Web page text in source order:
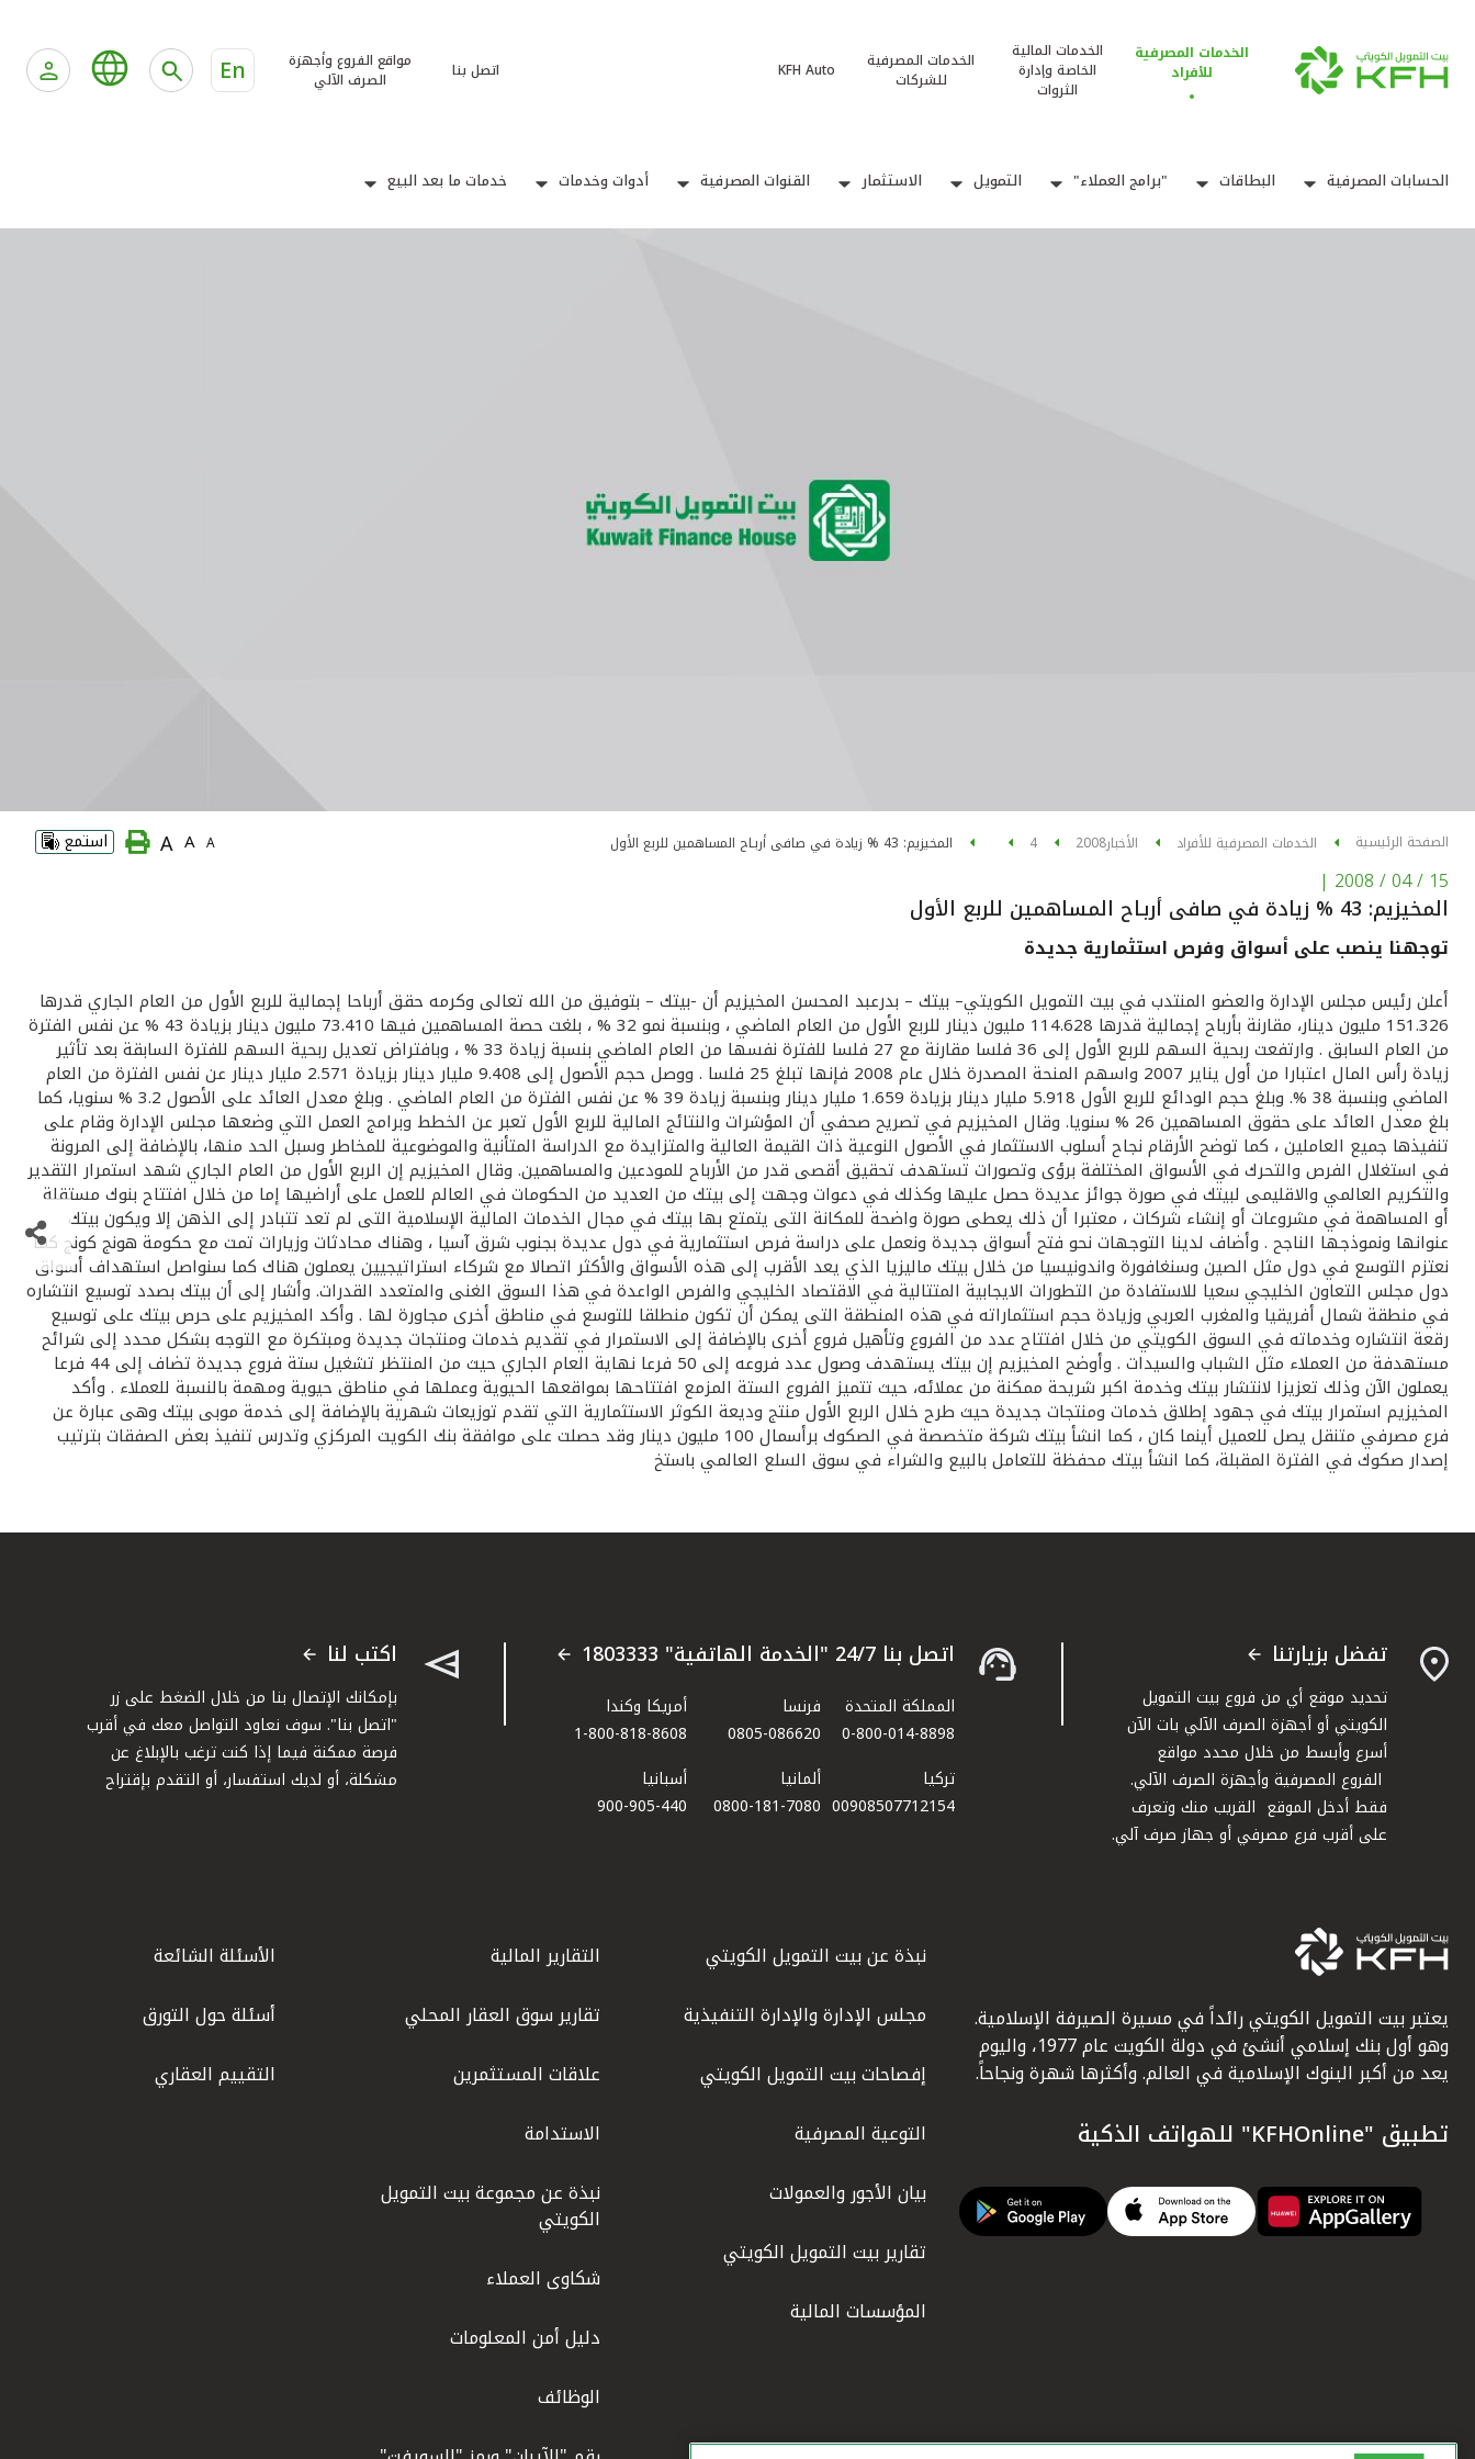
الخدمات المصرفية
للأفراد
الخدمات المالية
الخاصة وإدارة
الثروات
الخدمات المصرفية
للشركات
KFH Auto اتصل بنا
مواقع الفروع وأجهزة
الصرف الآلي
En
الحسابات المصرفية البطاقات "برامج العملاء" التمويل الاستثمار القنوات المصرفية أدوات وخدمات خدمات ما بعد البيع
الصفحة الرئيسية الخدمات المصرفية للأفراد الأخبار2008
4 المخيزيم: 43 % زيادة في صافى أربـاح المساهمين للربع الأول A
A
A استمع
15 / 04 / 2008
|
المخيزيم: 43 % زيادة في صافى أربـاح المساهمين للربع الأول
توجهنا ينصب على أسواق وفرص استثمارية جديدة
أعلن رئيس مجلس الإدارة والعضو المنتدب في بيت التمويل الكويتي– بيتك – بدرعبد المحسن المخيزيم أن -بيتك – بتوفيق من الله تعالى وكرمه حقق أرباحا إجمالية للربع الأول من العام الجاري قدرها
151.326 مليون دينار، مقارنة بأرباح إجمالية قدرها 114.628 مليون دينار للربع الأول من العام الماضي ، وبنسبة نمو 32 % ، بلغت حصة المساهمين فيها 73.410 مليون دينار بزيادة 43 % عن نفس الفترة
من العام السابق . وارتفعت ربحية السهم للربع الأول إلى 36 فلسا مقارنة مع 27 فلسا للفترة نفسها من العام الماضي بنسبة زيادة 33 % ، وبافتراض تعديل ربحية السهم للفترة السابقة بعد تأثير
زيادة رأس المال اعتبارا من أول يناير 2007 واسهم المنحة المصدرة خلال عام 2008 فإنها تبلغ 25 فلسا . ووصل حجم الأصول إلى 9.408 مليار دينار بزيادة 2.571 مليار دينار عن نفس الفترة من العام
الماضي وبنسبة 38 %. وبلغ حجم الودائع للربع الأول 5.918 مليار دينار بزيادة 1.659 مليار دينار وبنسبة زيادة 39 % عن نفس الفترة من العام الماضي . وبلغ معدل العائد على الأصول 3.2 % سنويا، كما
بلغ معدل العائد على حقوق المساهمين 26 % سنويا. وقال المخيزيم في تصريح صحفي أن المؤشرات والنتائج المالية للربع الأول تعبر عن الخطط وبرامج العمل التي وضعها مجلس الإدارة وقام على
تنفيذها جميع العاملين ، كما توضح الأرقام نجاح أسلوب الاستثمار في الأصول النوعية ذات القيمة العالية والمتزايدة مع الدراسة المتأنية والموضوعية للمخاطر وسبل الحد منها، بالإضافة إلى المرونة
في استغلال الفرص والتحرك في الأسواق المختلفة برؤى وتصورات تستهدف تحقيق أقصى قدر من الأرباح للمودعين والمساهمين. وقال المخيزيم إن الربع الأول من العام الجاري شهد استمرار التقدير
والتكريم العالمي والاقليمى لبيتك في صورة جوائز عديدة حصل عليها وكذلك في دعوات وجهت إلى بيتك من العديد من الحكومات في العالم للعمل على أراضيها إما من خلال افتتاح بنوك مستقلة
أو المساهمة في مشروعات أو إنشاء شركات ، معتبرا أن ذلك يعطى صورة واضحة للمكانة التى يتمتع بها بيتك في مجال الخدمات المالية الإسلامية التى لم تعد تتبادر إلى الذهن إلا ويكون بيتك
عنوانها ونموذجها الناجح . وأضاف لدينا التوجهات نحو فتح أسواق جديدة ونعمل على دراسة فرص استثمارية في دول عديدة بجنوب شرق آسيا ، وهناك محادثات وزيارات تمت مع حكومة هونج كونج كما
نعتزم التوسع في دول مثل الصين وسنغافورة واندونيسيا من خلال بيتك ماليزيا الذي يعد الأقرب إلى هذه الأسواق والأكثر اتصالا مع شركاء استراتيجيين يعملون هناك كما سنواصل استهداف أسواق
دول مجلس التعاون الخليجي سعيا للاستفادة من التطورات الايجابية المتتالية في الاقتصاد الخليجي والفرص الواعدة في هذا السوق الغنى والمتعدد القدرات. وأشار إلى أن بيتك بصدد توسيع انتشاره
في منطقة شمال أفريقيا والمغرب العربي وزيادة حجم استثماراته في هذه المنطقة التى يمكن أن تكون منطلقا للتوسع في مناطق أخرى مجاورة لها . وأكد المخيزيم على حرص بيتك على توسيع
رقعة انتشاره وخدماته في السوق الكويتي من خلال افتتاح عدد من الفروع وتأهيل فروع أخرى بالإضافة إلى الاستمرار في تقديم خدمات ومنتجات جديدة ومبتكرة مع التوجه بشكل محدد إلى شرائح
مستهدفة من العملاء مثل الشباب والسيدات . وأوضح المخيزيم إن بيتك يستهدف وصول عدد فروعه إلى 50 فرعا نهاية العام الجاري حيث من المنتظر تشغيل ستة فروع جديدة تضاف إلى 44 فرعا
يعملون الآن وذلك تعزيزا لانتشار بيتك وخدمة اكبر شريحة ممكنة من عملائه، حيث تتميز الفروع الستة المزمع افتتاحها بمواقعها الحيوية وعملها في مناطق حيوية ومهمة بالنسبة للعملاء . وأكد
المخيزيم استمرار بيتك في جهود إطلاق خدمات ومنتجات جديدة حيث طرح خلال الربع الأول منتج وديعة الكوثر الاستثمارية التي تقدم توزيعات شهرية بالإضافة إلى خدمة موبى بيتك وهى عبارة عن
فرع مصرفي متنقل يصل للعميل أينما كان ، كما انشأ بيتك شركة متخصصة في الصكوك برأسمال 100 مليون دينار وقد حصلت على موافقة بنك الكويت المركزي وتدرس تنفيذ بعض الصفقات بترتيب
إصدار صكوك في الفترة المقبلة، كما انشأ بيتك محفظة للتعامل بالبيع والشراء في سوق السلع العالمي باستخ
تفضل بزيارتنا
تحديد موقع أي من فروع بيت التمويل
الكويتي أو أجهزة الصرف الآلي بات الآن
أسرع وأبسط من خلال محدد مواقع
الفروع المصرفية وأجهزة الصرف الآلي.
فقط أدخل الموقع القريب منك وتعرف
على أقرب فرع مصرفي أو جهاز صرف آلي.
اتصل بنا 24/7 "الخدمة الهاتفية" 1803333
المملكة المتحدة
0-800-014-8898
فرنسا
0805-086620
أمريكا وكندا
1-800-818-8608
تركيا
00908507712154​
ألمانيا
0800-181-7080
أسبانيا
900-905-440
اكتب لنا
بإمكانك الإتصال بنا من خلال الضغط على زر
"اتصل بنا". سوف نعاود التواصل معك في أقرب
فرصة ممكنة فيما إذا كنت ترغب بالإبلاغ عن
مشكلة، أو لديك استفسار، أو التقدم بإقتراح
يعتبر بيت التمويل الكويتي رائداً في مسيرة الصيرفة الإسلامية.
وهو أول بنك إسلامي أنشئ في دولة الكويت عام 1977، واليوم
يعد من أكبر البنوك الإسلامية في العالم. وأكثرها شهرة ونجاحاً.
تطبيق "KFHOnline" للهواتف الذكية
نبذة عن بيت التمويل الكويتي
مجلس الإدارة والإدارة التنفيذية
إفصاحات بيت التمويل الكويتي
التوعية المصرفية
بيان الأجور والعمولات
تقارير بيت التمويل الكويتي
المؤسسات المالية
التقارير المالية
تقارير سوق العقار المحلي
علاقات المستثمرين
الاستدامة
نبذة عن مجموعة بيت التمويل
الكويتي
شكاوى العملاء
دليل أمن المعلومات
الوظائف
الأسئلة الشائعة
أسئلة حول التورق
التقييم العقاري